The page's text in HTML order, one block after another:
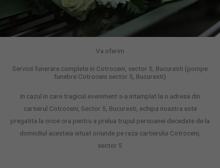
Va oferim
Servicii funerare complete in Cotroceni, sector 5, Bucuresti (pompe
funebre Cotroceni sector 5, Bucuresti)
In cazul in care tragicul eveniment s-a intamplat la o adresa din
cartierul Cotroceni, Sector 5, Bucuresti, echipa noastra este
pregatita la orice ora pentru a prelua trupul persoanei decedate de la
domiciliul acesteia situat oriunde pe raza cartierului Cotroceni,
sector 5